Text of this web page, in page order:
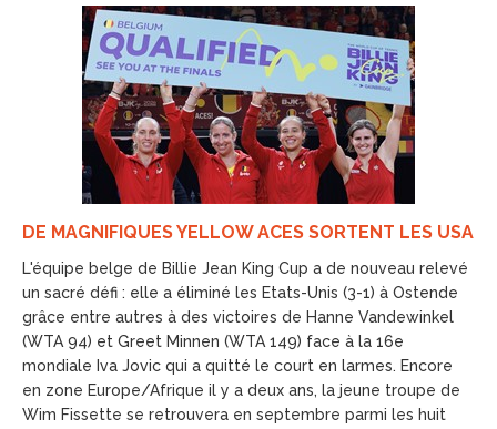
DE MAGNIFIQUES YELLOW ACES SORTENT LES USA
L'équipe belge de Billie Jean King Cup a de nouveau relevé
un sacré défi : elle a éliminé les Etats-Unis (3-1) à Ostende
grâce entre autres à des victoires de Hanne Vandewinkel
(WTA 94) et Greet Minnen (WTA 149) face à la 16e
mondiale Iva Jovic qui a quitté le court en larmes. Encore
en zone Europe/Afrique il y a deux ans, la jeune troupe de
Wim Fissette se retrouvera en septembre parmi les huit